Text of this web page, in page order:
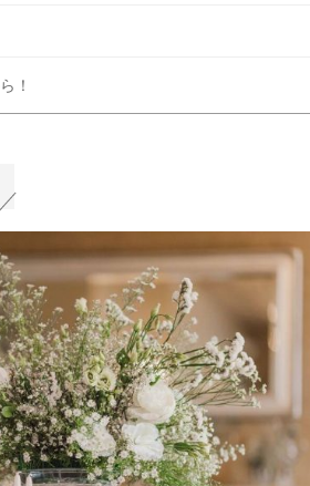
！